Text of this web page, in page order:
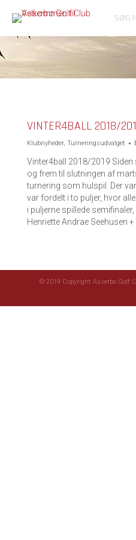
Search:
VINTER4BALL 2018/
Klubnyheder, Turneringsudvalget
Vinter4ball 2018/2019
og frem til slutningen af
turnering som hulspil. Der
var fordelt i to puljer, hvor
i puljerne spillede
Henriette Andrae Seehusen +
© 2019 Copyright Asserbo Golf